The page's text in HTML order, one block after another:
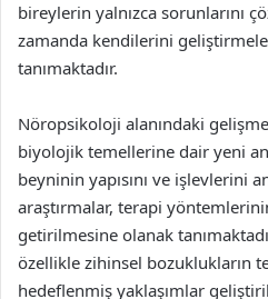
bireylerin yalnızca sorunlarını
zamanda kendilerini
tanımaktadır.
Nöropsikoloji alanındaki
biyolojik temellerine dair yeni
beyninin yapısını ve işlevlerini
araştırmalar, terapi
getirilmesine olanak
özellikle zihinsel bozuklukların
hedeflenmiş yaklaşımlar